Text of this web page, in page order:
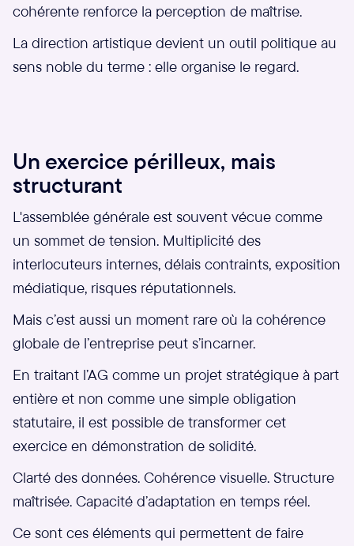
cohérente renforce la perception de maîtrise.
La direction artistique devient un outil politique au
sens noble du terme : elle organise le regard.
Un exercice périlleux, mais
structurant
L'assemblée générale est souvent vécue comme
un sommet de tension. Multiplicité des
interlocuteurs internes, délais contraints, exposition
médiatique, risques réputationnels.
Mais c’est aussi un moment rare où la cohérence
globale de l’entreprise peut s’incarner.
En traitant l’AG comme un projet stratégique à part
entière et non comme une simple obligation
statutaire, il est possible de transformer cet
exercice en démonstration de solidité.
Clarté des données. Cohérence visuelle. Structure
maîtrisée. Capacité d’adaptation en temps réel.
Ce sont ces éléments qui permettent de faire